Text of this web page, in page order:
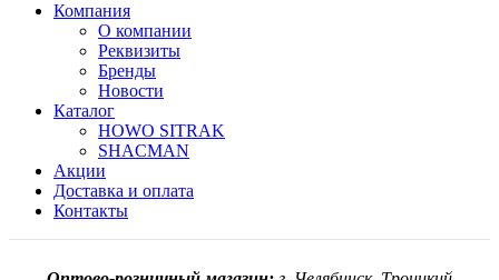
Компания
О компании
Реквизиты
Бренды
Новости
Каталог
HOWO SITRAK
SHACMAN
Акции
Доставка и оплата
Контакты